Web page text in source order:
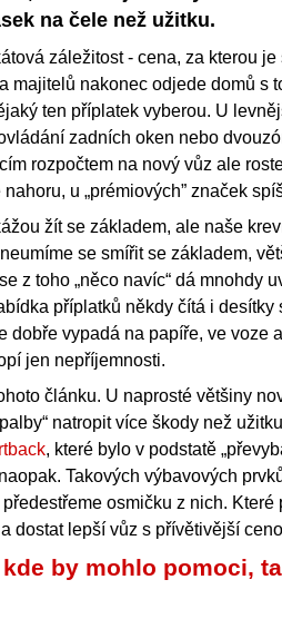
na čele než užitku.
záležitost - cena, za kterou je
majitelů nakonec odjede domů s
ten příplatek vyberou. U
zadních oken nebo
rozpočtem na nový vůz ale
u „prémiových” značek
žít se základem, ale naše
se smířit se základem,
z toho „něco navíc“ dá mnohdy
příplatků někdy čítá i desítky
dobře vypadá na papíře, ve voze
jen nepříjemnosti.
článku. U naprosté většiny
natropit více škody než
, které bylo v podstatě
Takových výbavových
osmičku z nich. Které
dostat lepší vůz s přívětivější
by mohlo pomoci,